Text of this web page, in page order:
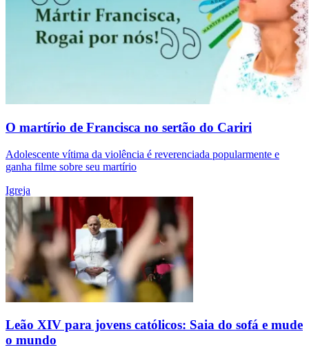
O martírio de Francisca no sertão do Cariri
Adolescente vítima da violência é reverenciada popularmente e
ganha filme sobre seu martírio
Igreja
Leão XIV para jovens católicos: Saia do sofá e mude
o mundo